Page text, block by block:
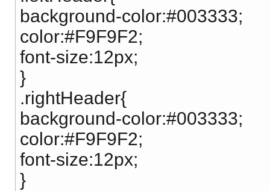
background-color:#003333;
color:#F9F9F2;
font-size:12px;
}
.rightHeader{
background-color:#003333;
color:#F9F9F2;
font-size:12px;
}